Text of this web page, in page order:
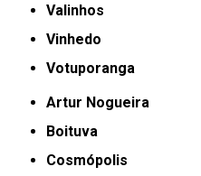
Valinhos
Vinhedo
Votuporanga
Artur Nogueira
Boituva
Cosmópolis